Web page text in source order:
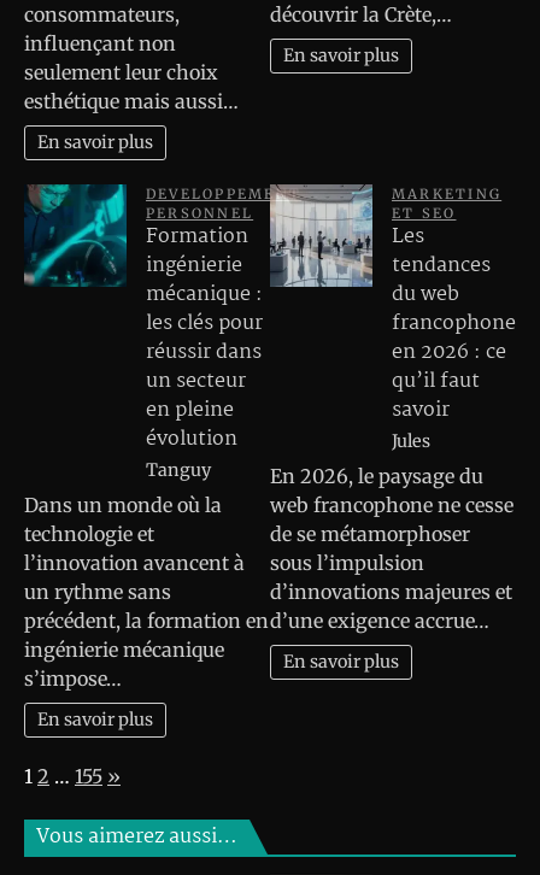
consommateurs,
influençant non
seulement leur choix
esthétique mais aussi…
En savoir plus
découvrir la Crète,…
En savoir plus
DEVELOPPEMENT
PERSONNEL
Formation
ingénierie
mécanique :
les clés pour
réussir dans
un secteur
en pleine
évolution
Tanguy
Dans un monde où la
technologie et
l’innovation avancent à
un rythme sans
précédent, la formation en
ingénierie mécanique
s’impose…
En savoir plus
MARKETING
ET SEO
Les
tendances
du web
francophone
en 2026 : ce
qu’il faut
savoir
Jules
En 2026, le paysage du
web francophone ne cesse
de se métamorphoser
sous l’impulsion
d’innovations majeures et
d’une exigence accrue…
En savoir plus
Page:
1 2 … 155 Next
»
Vous aimerez aussi…